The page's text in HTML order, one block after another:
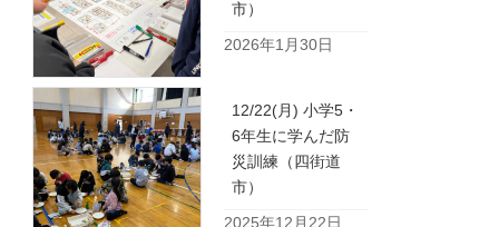
市）
2026年1月30日
12/22(月) 小学5・
6年生に学んだ防
災訓練（四街道
市）
2025年12月22日